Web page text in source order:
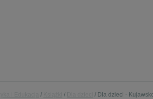
Dla dzieci -